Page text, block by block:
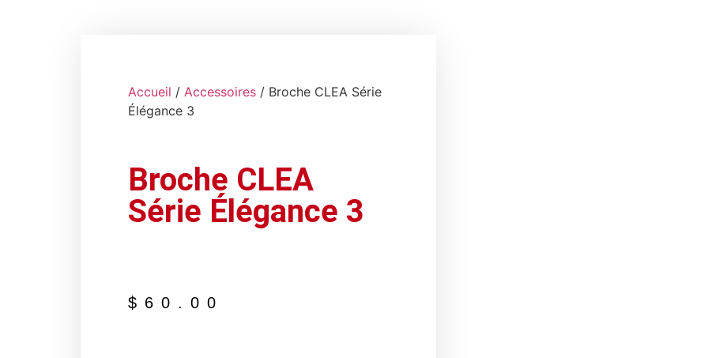
Accueil / Accessoires / Broche CLEA Série
Élégance 3
Broche CLEA
Série Élégance 3
$ 60.00